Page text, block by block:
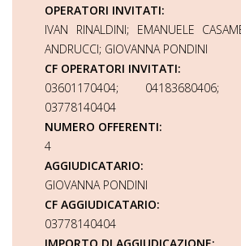
OPERATORI INVITATI:
IVAN RINALDINI; EMANUELE
ANDRUCCI; GIOVANNA PONDINI
CF OPERATORI INVITATI:
03601170404; 04183680406;
03778140404
NUMERO OFFERENTI:
4
AGGIUDICATARIO:
GIOVANNA PONDINI
CF AGGIUDICATARIO:
03778140404